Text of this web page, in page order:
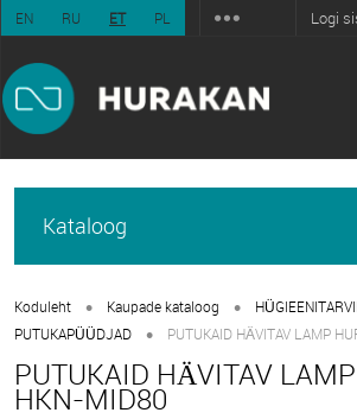
EN RU ET PL Logi
Kataloog
Koduleht • Kaupade kataloog •
PUTUKAPÜÜDJAD • PUTUKAID HÄVITAV LAMP
PUTUKAID HÄVITAV
HKN-MID80